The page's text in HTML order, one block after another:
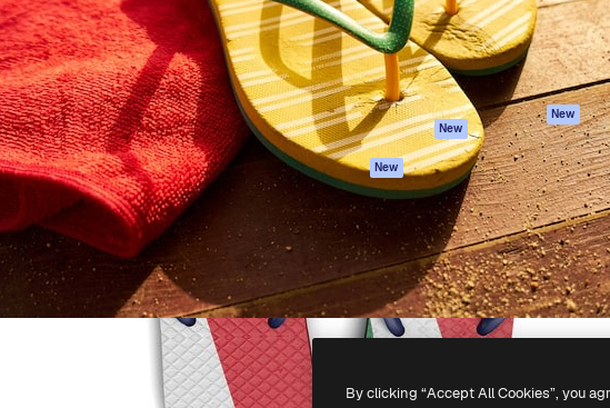
Português
imagens
Gerador de vídeos
Texto para voz
Conteúdo de stock
MCP para
Claude/ChatGPT
New
Agentes New
App móvel
Todas as
ferramentas
Termos e
condições
Política de
privacidade
Originais New
Política de
Central de
confiabilidade
Afiliados
Empresas
Freepik Company S.L.U.Todos os direitos reservados.
By clicking “Accept All Cookies”, you